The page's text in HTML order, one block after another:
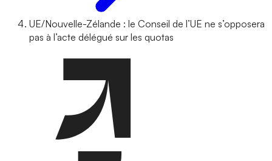
UE/Nouvelle-Zélande : le Conseil de l’UE ne s’opposera
pas à l’acte délégué sur les quotas